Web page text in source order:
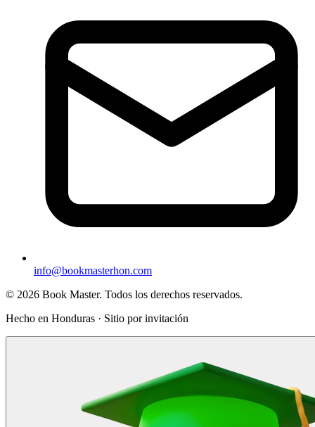
info@bookmasterhon.com
© 2026 Book Master. Todos los derechos reservados.
Hecho en Honduras · Sitio por invitación